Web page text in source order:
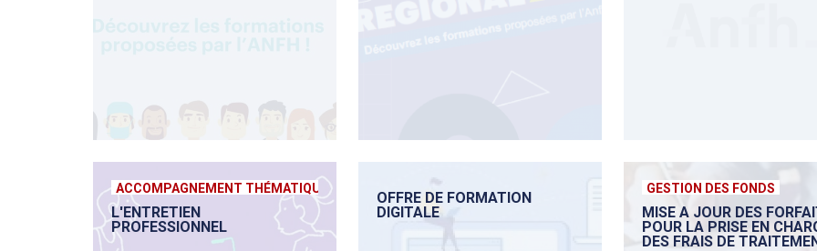
ACCOMPAGNEMENT THÉMATIQUE
L'ENTRETIEN
PROFESSIONNEL
OFFRE DE FORMATION
DIGITALE
GESTION DES FONDS
MISE A JOUR DES
POUR LA PRISE EN
DES FRAIS DE